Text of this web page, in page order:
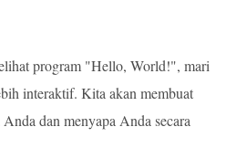
program "Hello, World!", mari
interaktif. Kita akan membuat
dan menyapa Anda secara